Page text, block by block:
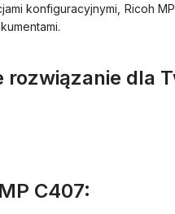
konfiguracyjnymi, Ricoh
dla
C407: